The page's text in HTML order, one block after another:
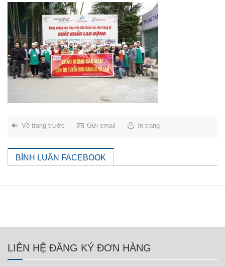
Về trang trước Gửi email In trang
BÌNH LUẬN FACEBOOK
LIÊN HỆ ĐĂNG KÝ ĐƠN HÀNG